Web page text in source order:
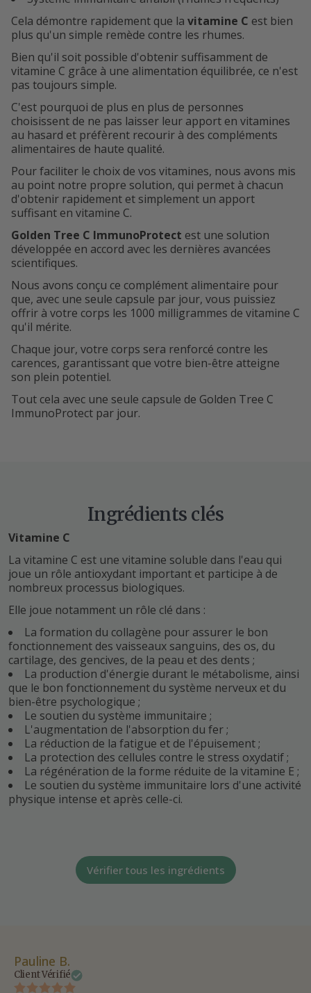
Cela démontre rapidement que la vitamine C est bien
plus qu'un simple remède contre les rhumes.
Bien qu'il soit possible d'obtenir suffisamment de
vitamine C grâce à une alimentation équilibrée, ce n'est
pas toujours simple.
C'est pourquoi de plus en plus de personnes
choisissent de ne pas laisser leur apport en vitamines
au hasard et préfèrent recourir à des compléments
alimentaires de haute qualité.
Pour faciliter le choix de vos vitamines, nous avons mis
au point notre propre solution, qui permet à chacun
d'obtenir rapidement et simplement un apport
suffisant en vitamine C.
Golden Tree C ImmunoProtect est une solution
développée en accord avec les dernières avancées
scientifiques.
Nous avons conçu ce complément alimentaire pour
que, avec une seule capsule par jour, vous puissiez
offrir à votre corps les 1000 milligrammes de vitamine C
qu'il mérite.
Chaque jour, votre corps sera renforcé contre les
carences, garantissant que votre bien-être atteigne
son plein potentiel.
Tout cela avec une seule capsule de Golden Tree C
ImmunoProtect par jour.
Ingrédients clés
Vitamine C
La vitamine C est une vitamine soluble dans l'eau qui
joue un rôle antioxydant important et participe à de
nombreux processus biologiques.
Elle joue notamment un rôle clé dans :
La formation du collagène pour assurer le bon
fonctionnement des vaisseaux sanguins, des os, du
cartilage, des gencives, de la peau et des dents ;
La production d'énergie durant le métabolisme, ainsi
que le bon fonctionnement du système nerveux et du
bien-être psychologique ;
Le soutien du système immunitaire ;
L'augmentation de l'absorption du fer ;
La réduction de la fatigue et de l'épuisement ;
La protection des cellules contre le stress oxydatif ;
La régénération de la forme réduite de la vitamine E ;
Le soutien du système immunitaire lors d'une activité
physique intense et après celle-ci.
Vérifier tous les ingrédients
Pauline B.
Client Vérifié